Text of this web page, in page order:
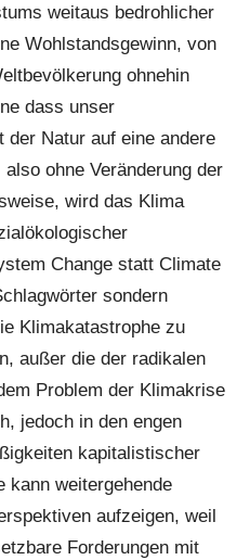
weitaus bedrohlicher
Wohlstandsgewinn, von
ohnehin
dass unser
Natur auf eine andere
ohne Veränderung der
wird das Klima
Change statt Climate
sondern
Klimakatastrophe zu
außer die der radikalen
Problem der Klimakrise
jedoch in den engen
kapitalistischer
kann weitergehende
aufzeigen, weil
Forderungen mit